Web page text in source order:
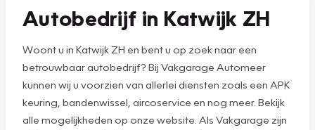
Autobedrijf in Katwijk ZH
Woont u in Katwijk ZH en bent u op zoek naar een
betrouwbaar autobedrijf? Bij Vakgarage Automeer
kunnen wij u voorzien van allerlei diensten zoals een APK
keuring, bandenwissel, aircoservice en nog meer. Bekijk
alle mogelijkheden op onze website. Als Vakgarage zijn